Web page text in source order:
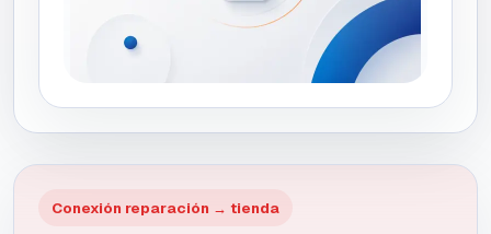
Conexión reparación → tienda